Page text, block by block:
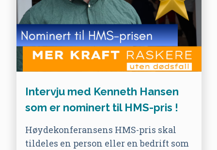
Intervju med Kenneth Hansen
som er nominert til HMS-pris !
Høydekonferansens HMS-pris skal
tildeles en person eller en bedrift som